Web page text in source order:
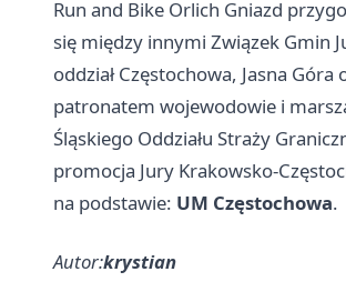
Run and Bike Orlich Gniazd
się między innymi Związek Gmin
oddział Częstochowa, Jasna
patronatem wojewodowie i
Śląskiego Oddziału Straży
promocja Jury Krakowsko-
na podstawie: UM Częstochowa.
Autor:krystian